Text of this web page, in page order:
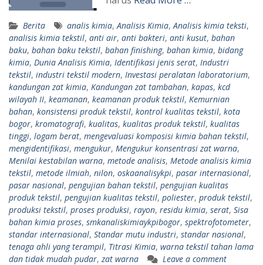
Berita analis kimia, Analisis Kimia, Analisis kimia teksti,
analisis kimia tekstil, anti air, anti bakteri, anti kusut, bahan
baku, bahan baku tekstil, bahan finishing, bahan kimia, bidang
kimia, Dunia Analisis Kimia, Identifikasi jenis serat, Industri
tekstil, industri tekstil modern, Investasi peralatan laboratorium,
kandungan zat kimia, Kandungan zat tambahan, kapas, kcd
wilayah II, keamanan, keamanan produk tekstil, Kemurnian
bahan, konsistensi produk tekstil, kontrol kualitas tekstil, kota
bogor, kromatografi, kualitas, kualitas produk tekstil, kualitas
tinggi, logam berat, mengevaluasi komposisi kimia bahan tekstil,
mengidentifikasi, mengukur, Mengukur konsentrasi zat warna,
Menilai kestabilan warna, metode analisis, Metode analisis kimia
tekstil, metode ilmiah, nilon, oskaanalisykpi, pasar internasional,
pasar nasional, pengujian bahan tekstil, pengujian kualitas
produk tekstil, pengujian kualitas tekstil, poliester, produk tekstil,
produksi tekstil, proses produksi, rayon, residu kimia, serat, Sisa
bahan kimia proses, smkanaliskimiaykpibogor, spektrofotometer,
standar internasional, Standar mutu industri, standar nasional,
tenaga ahli yang terampil, Titrasi Kimia, warna tekstil tahan lama
dan tidak mudah pudar, zat warna Leave a comment